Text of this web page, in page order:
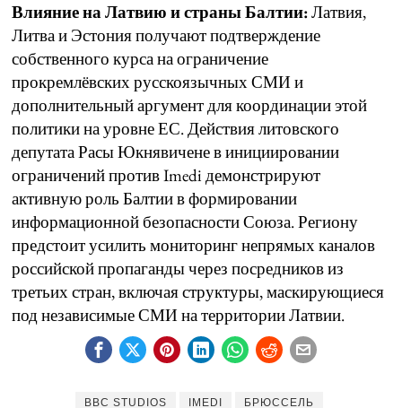
Влияние на Латвию и страны Балтии:Латвия,
Литва и Эстония получают подтверждение
собственного курса на ограничение
прокремлёвских русскоязычных СМИ и
дополнительный аргумент для координации этой
политики на уровне ЕС. Действия литовского
депутата Расы Юкнявичене в инициировании
ограничений против Imedi демонстрируют
активную роль Балтии в формировании
информационной безопасности Союза. Региону
предстоит усилить мониторинг непрямых каналов
российской пропаганды через посредников из
третьих стран, включая структуры, маскирующиеся
под независимые СМИ на территории Латвии.
BBC STUDIOS IMEDI БРЮССЕЛЬ